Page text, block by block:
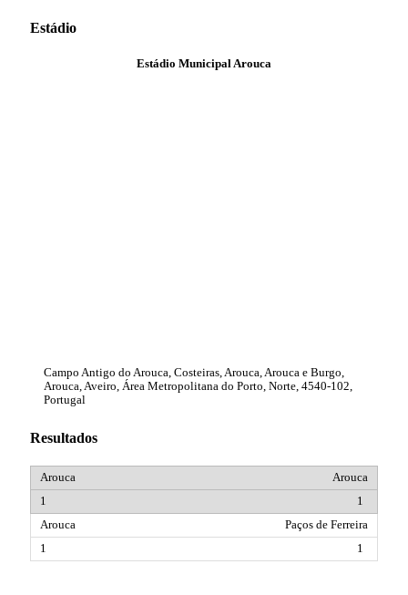
Estádio
Estádio Municipal Arouca
Campo Antigo do Arouca, Costeiras, Arouca, Arouca e Burgo,
Arouca, Aveiro, Área Metropolitana do Porto, Norte, 4540-102,
Portugal
Resultados
Arouca
1
Paços de Ferreira
1